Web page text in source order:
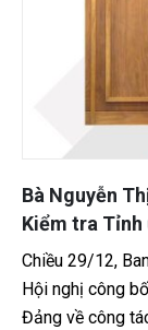
Nghi án
Đồng Tháp –
Một vụ việc
Đồng Tháp khi
công vợ ngay